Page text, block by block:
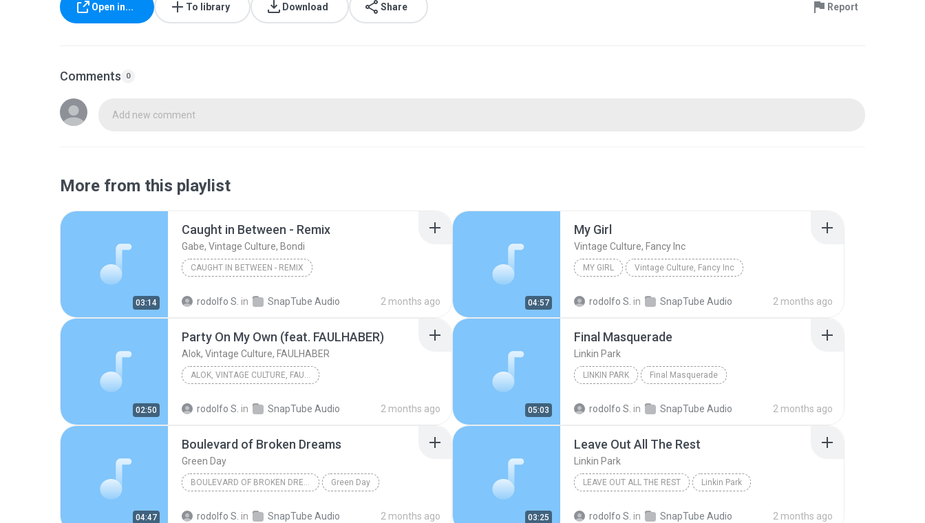
Open in... To library Download Share Report
Comments 0
Add new comment
More from this playlist
03:14
Caught in Between - Remix
Gabe, Vintage Culture, Bondi
CAUGHT IN BETWEEN - REMIX
rodolfo S. in SnapTube Audio 2 months ago 04:57
My Girl
Vintage Culture, Fancy Inc
MY GIRL Vintage Culture, Fancy Inc
rodolfo S. in SnapTube Audio 2 months ago
02:50
Party On My Own (feat. FAULHABER)
Alok, Vintage Culture, FAULHABER
ALOK, VINTAGE CULTURE, FAULHABER
rodolfo S. in SnapTube Audio 2 months ago 05:03
Final Masquerade
Linkin Park
LINKIN PARK Final Masquerade
rodolfo S. in SnapTube Audio 2 months ago
04:47
Boulevard of Broken Dreams
Green Day
BOULEVARD OF BROKEN DREAMS Green Day
rodolfo S. in SnapTube Audio 2 months ago 03:25
Leave Out All The Rest
Linkin Park
LEAVE OUT ALL THE REST Linkin Park
rodolfo S. in SnapTube Audio 2 months ago